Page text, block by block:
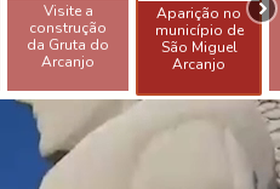
Visite a
construção
da Gruta do
Arcanjo
Aparição no
município de
São Miguel
Arcanjo